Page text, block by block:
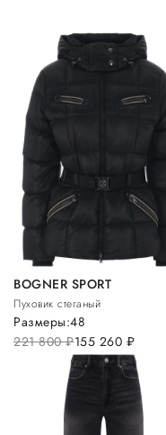
BOGNER SPORT
Пуховик стеганый
221 800руб.155 260 руб.
Размеры:48